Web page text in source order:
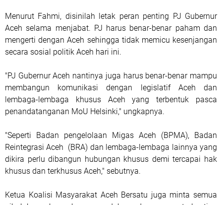
Menurut Fahmi, disinilah letak peran penting PJ Gubernur
Aceh selama menjabat. PJ harus benar-benar paham dan
mengerti dengan Aceh sehingga tidak memicu kesenjangan
secara sosial politik Aceh hari ini.
"PJ Gubernur Aceh nantinya juga harus benar-benar mampu
membangun komunikasi dengan legislatif Aceh dan
lembaga-lembaga khusus Aceh yang terbentuk pasca
penandatanganan MoU Helsinki," ungkapnya.
"Seperti Badan pengelolaan Migas Aceh (BPMA), Badan
Reintegrasi Aceh (BRA) dan lembaga-lembaga lainnya yang
dikira perlu dibangun hubungan khusus demi tercapai hak
khusus dan terkhusus Aceh," sebutnya.
Ketua Koalisi Masyarakat Aceh Bersatu juga minta semua